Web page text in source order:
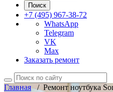
Поиск
+7 (495) 967-38-72
WhatsApp
Telegram
VK
Max
Заказать ремонт
Главная/ Ремонт ноутбука